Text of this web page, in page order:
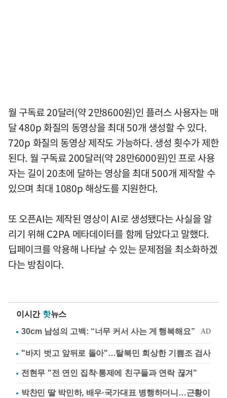
월 구독료 20달러(약 2만8600원)인 플러스 사용자는 매
달 480p 화질의 동영상을 최대 50개 생성할 수 있다.
720p 화질의 동영상 제작도 가능하다. 생성 횟수가 제한
된다. 월 구독료 200달러(약 28만6000원)인 프로 사용
자는 길이 20초에 달하는 영상을 최대 500개 제작할 수
있으며 최대 1080p 해상도를 지원한다.
또 오픈AI는 제작된 영상이 AI로 생성됐다는 사실을 알
리기 위해 C2PA 메타데이터를 함께 담았다고 말했다.
딥페이크를 악용해 나타날 수 있는 문제점을 최소화하겠
다는 방침이다.
이시간 핫뉴스
"바지 벗고 앞뒤로 돌아"…탈북민 회상한 기쁨조 검사
전현무 "전 연인 집착·통제에 친구들과 연락 끊겨"
박찬민 딸 박민하, 배우·국가대표 병행하더니…근황이